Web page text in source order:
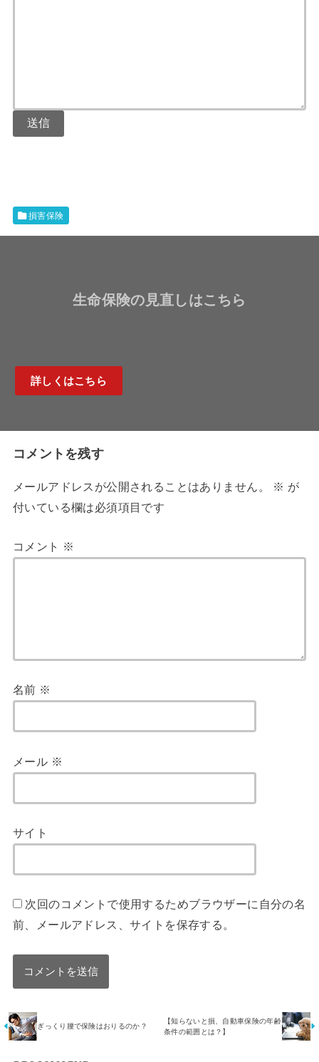
送信
損害保険
生命保険の見直しはこちら
詳しくはこちら
コメントを残す
メールアドレスが公開されることはありません。 ※ が
付いている欄は必須項目です
コメント ※
名前 ※
メール ※
サイト
次回のコメントで使用するためブラウザーに自分の名
前、メールアドレス、サイトを保存する。
ぎっくり腰で保険はおりるのか？
【知らないと損、自動車保険の年齢
条件の範囲とは？】